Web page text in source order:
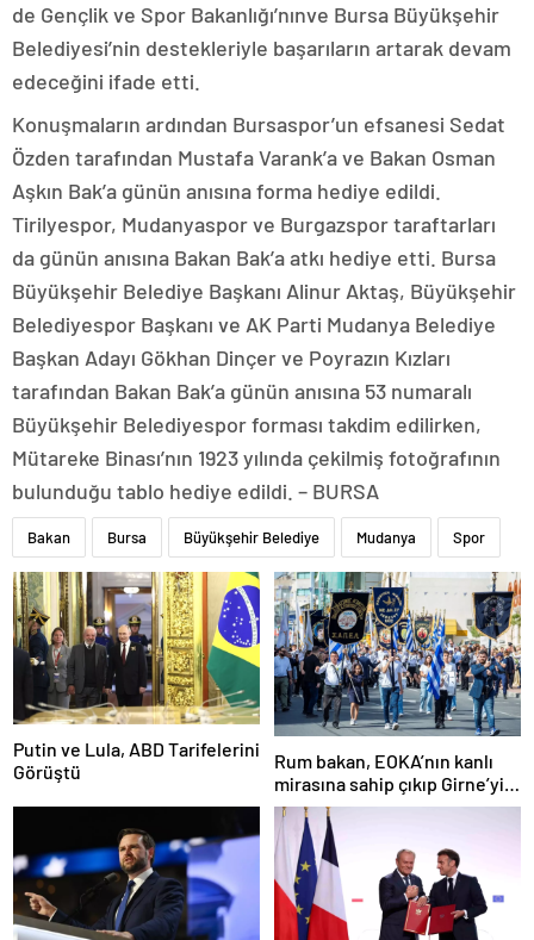
de Gençlik ve Spor Bakanlığı’nınve Bursa Büyükşehir
Belediyesi’nin destekleriyle başarıların artarak devam
edeceğini ifade etti.
Konuşmaların ardından Bursaspor’un efsanesi Sedat
Özden tarafından Mustafa Varank’a ve Bakan Osman
Aşkın Bak’a günün anısına forma hediye edildi.
Tirilyespor, Mudanyaspor ve Burgazspor taraftarları
da günün anısına Bakan Bak’a atkı hediye etti. Bursa
Büyükşehir Belediye Başkanı Alinur Aktaş, Büyükşehir
Belediyespor Başkanı ve AK Parti Mudanya Belediye
Başkan Adayı Gökhan Dinçer ve Poyrazın Kızları
tarafından Bakan Bak’a günün anısına 53 numaralı
Büyükşehir Belediyespor forması takdim edilirken,
Mütareke Binası’nın 1923 yılında çekilmiş fotoğrafının
bulunduğu tablo hediye edildi. – BURSA
Bakan Bursa Büyükşehir Belediye Mudanya Spor
Putin ve Lula, ABD Tarifelerini
Görüştü
Rum bakan, EOKA’nın kanlı
mirasına sahip çıkıp Girne’yi
hedef gösterdi